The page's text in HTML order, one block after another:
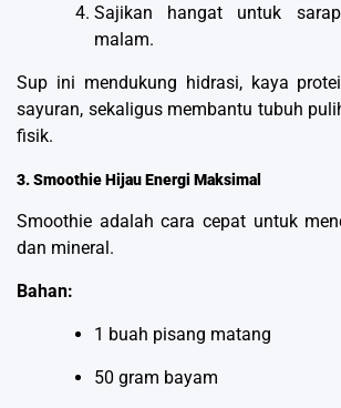
Sajikan hangat untuk
malam.
Sup ini mendukung hidrasi, kaya
sayuran, sekaligus membantu tubuh
fisik.
3. Smoothie Hijau Energi Maksimal
Smoothie adalah cara cepat untuk
dan mineral.
Bahan:
1 buah pisang matang
50 gram bayam